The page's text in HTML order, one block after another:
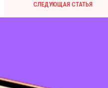
СЛЕДУЮЩАЯ СТАТЬЯ